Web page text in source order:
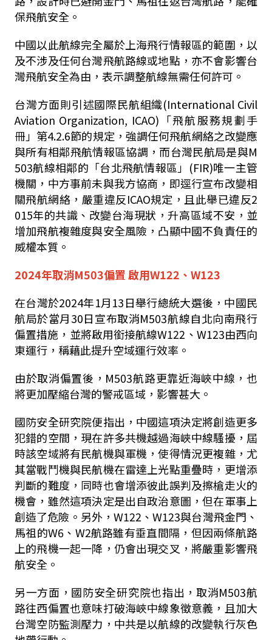
保飛航安全。
中國以此航線完全屬於上海飛行情報區的範圍，以
及不涉及任何台灣飛航路線或地點，亦不會影響台
灣飛航安全為由，表示調整航線無需任何許可。
台灣方面則引述國際民航組織(International Civil
Aviation Organization, ICAO) 「飛航服務規劃手
冊」第4.2.6節的規定，強調任何飛航網絡之改變應
與所有相鄰飛航情報區協調，而台灣民航局是與M
503航線相鄰的「台北飛航情報區」 (FIR)唯一主管
機關，中方事前未與我方協商，即逕行宣布改變相
關飛航網絡，嚴重違反ICAO規定，且此舉已違反2
015年的共識、改變台海現狀，升高區域不安，並
增加飛航複雜度與安全風險，凸顯中國不負責任的
威權本質。
2024年取消M503偏置 啟用W122 、 W123
在台灣於2024年1月13日舉行總統大選後，中國民
航局於當月30日宣布取消M503航線自北向南飛行
偏置措施，並將啟用銜接航線W122 、 W123由西向
東運行，稱藉此提升空域運行效率。
由於取消偏置後， M503航路更靠近海峽中線，也
將更加壓縮台灣的警戒區域，影響甚大。
國防安全研究院便指出，中國這項決定將創造更多
犯錯的空間，現在許多共機越過海峽中線騷擾，屆
時該空域將有民航機與軍機，使得情況更複雜，尤
其當戰鬥機與民航機在雷達上光點重疊時，更增添
判斷的難度，同時也會增添彼此誤判及擦槍走火的
機會，雖然這項決定是出自政治意圖，但在軍事上
創造了危險。另外， W122 、W123與台灣飛金門、
馬祖的W6、 W2航路雖有垂直間隔，但因兩條航路
上的飛機一起一降，仍會出現交叉，將嚴重影響飛
航安全。
另一方面，國防安全研究院也指出，取消M503航
路往西偏置也意味打破海峽中線象徵意義，且加大
台灣空防監測壓力，中共是以航線的改變執行灰色